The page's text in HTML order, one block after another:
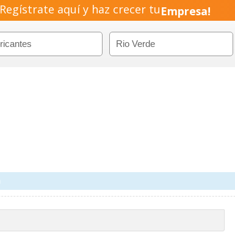
Regístrate aquí y haz crecer tuEmpresa!
Negocio!
Pyme!